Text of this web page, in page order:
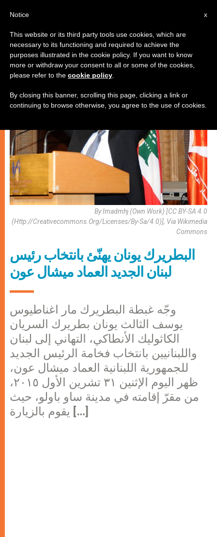
كنيسة محليّة
By Imadmhj (Own Work) [CC BY-SA 4.0
(http://creativecommons.org/licenses/by-Sa/4.0)], Via Wikimedia
Commons
البطريرك يونان يهنّئ بانتخاب رئيس
لبنان الجديد العماد ميشال عون
وجّه غبطة البطريرك مار اغناطيوس
يوسف الثالث يونان بطريرك السريان
الكاثوليك الأنطاكي، التهاني إلى لبنان
واللبنانيين بانتخاب فخامة الرئيس الجديد
للجمهورية اللبنانية العماد ميشال عون،
ظهر اليوم الإثنين ٣١ تشرين الأول ٢٠١٥،
من مقرّ إقامته في مدينة ساو باولو، حيث
يقوم بالزيارة […]
x
Notice
This website or its third party tools use cookies, which are
necessary to its functioning and required to achieve the
purposes illustrated in the cookie policy. If you want to know
more or withdraw your consent to all or some of the cookies,
please refer to the cookie policy
By closing this banner, scrolling this page, clicking a link or
continuing to browse otherwise, you agree to the use of cookies.